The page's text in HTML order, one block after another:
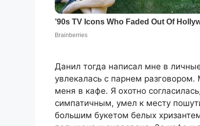
Данил тогда написал мне в
увлекалась с парнем
меня в кафе. Я охотно
симпатичным, умел к месту
большим букетом белых